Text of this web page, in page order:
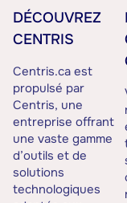
DÉCOUVREZ
CENTRIS
Centris.ca est
propulsé par
Centris, une
entreprise offrant
une vaste gamme
d’outils et de
solutions
technologiques